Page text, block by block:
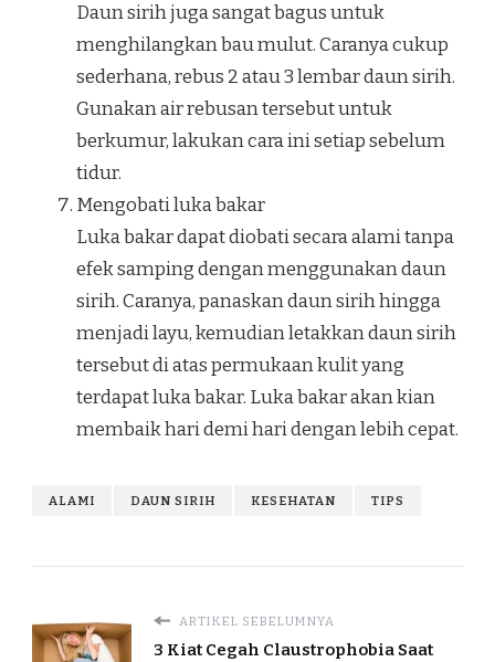
Daun sirih juga sangat bagus untuk
menghilangkan bau mulut. Caranya cukup
sederhana, rebus 2 atau 3 lembar daun sirih.
Gunakan air rebusan tersebut untuk
berkumur, lakukan cara ini setiap sebelum
tidur.
Mengobati luka bakar
Luka bakar dapat diobati secara alami tanpa
efek samping dengan menggunakan daun
sirih. Caranya, panaskan daun sirih hingga
menjadi layu, kemudian letakkan daun sirih
tersebut di atas permukaan kulit yang
terdapat luka bakar. Luka bakar akan kian
membaik hari demi hari dengan lebih cepat.
ALAMI DAUN SIRIH KESEHATAN TIPS
ARTIKEL SEBELUMNYA
3 Kiat Cegah Claustrophobia Saat